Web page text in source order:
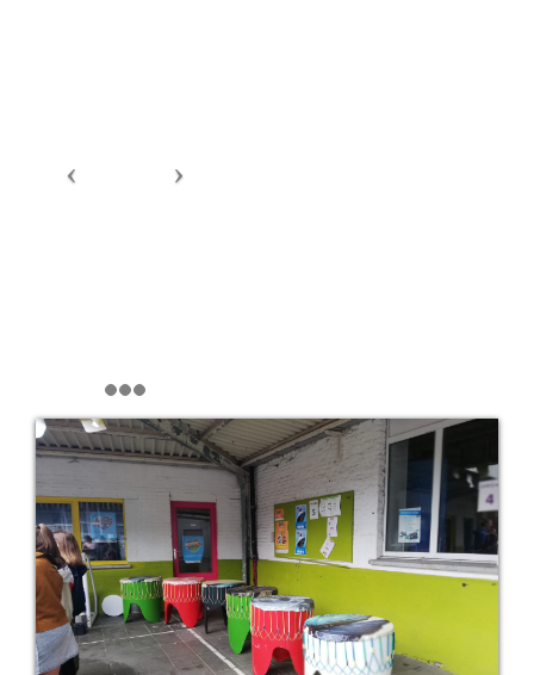
Ook bij jeugdbewegingen is er veel aandacht voor